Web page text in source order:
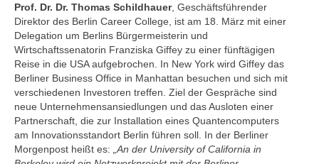
Prof. Dr. Dr. Thomas Schildhauer, Geschäftsführender
Direktor des Berlin Career College, ist am 18. März mit einer
Delegation um Berlins Bürgermeisterin und
Wirtschaftssenatorin Franziska Giffey zu einer fünftägigen
Reise in die USA aufgebrochen. In New York wird Giffey das
Berliner Business Office in Manhattan besuchen und sich mit
verschiedenen Investoren treffen. Ziel der Gespräche sind
neue Unternehmensansiedlungen und das Ausloten einer
Partnerschaft, die zur Installation eines Quantencomputers
am Innovationsstandort Berlin führen soll. In der Berliner
Morgenpost heißt es:
„An der University of California in